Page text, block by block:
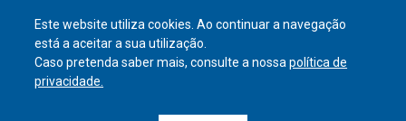
Este website utiliza cookies. Ao continuar a navegação
está a aceitar a sua utilização.
Caso pretenda saber mais, consulte a nossapolítica de
privacidade.
Política de Privacidade